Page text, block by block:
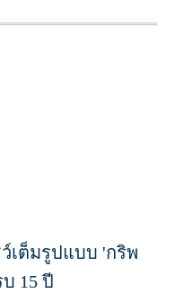
เต็มรูปแบบ 'กริพ
15 ปี